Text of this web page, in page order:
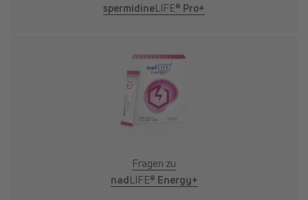
spermidineLIFE® Pro+
Fragen zu
nadLIFE® Energy+